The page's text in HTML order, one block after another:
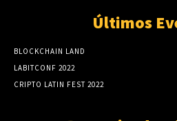
Últimos
BLOCKCHAIN LAND
LABITCONF 2022
CRIPTO LATIN FEST 2022